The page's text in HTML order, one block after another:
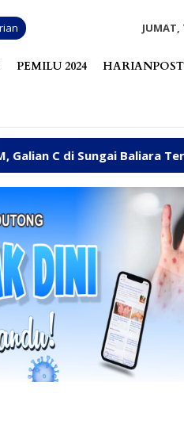
JUMAT,
PEMILU 2024
C di Sungai Baliara Terus